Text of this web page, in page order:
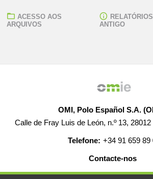
ACESSO AOS
ARQUIVOS
ANTIGO
OMI, Polo Español S.A.
Calle de Fray Luis de León, n.º 13,
Telefone: +34 91 659 89
Contacte-nos